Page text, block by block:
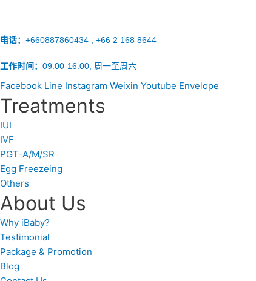
电话： +660887860434 , +66 2 168 8644
工作时间： 09:00-16:00, 周一至周六
Facebook Line Instagram Weixin Youtube Envelope
Treatments
IUI
IVF
PGT-A/M/SR
Egg Freezeing
Others
About Us
Why iBaby?
Testimonial
Package & Promotion
Blog